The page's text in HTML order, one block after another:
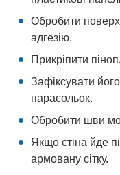
Обробити
адгезію.
Прикріпити
Зафіксувати
парасольок.
Обробити шви
Якщо стіна йде
армовану сітку.